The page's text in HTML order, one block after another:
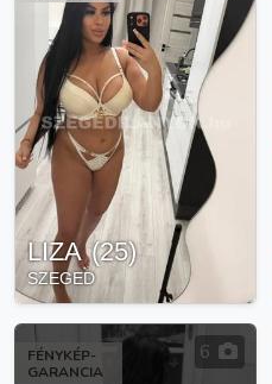
LIZA (25)
SZEGED
FÉNYKÉP-
GARANCIA
6